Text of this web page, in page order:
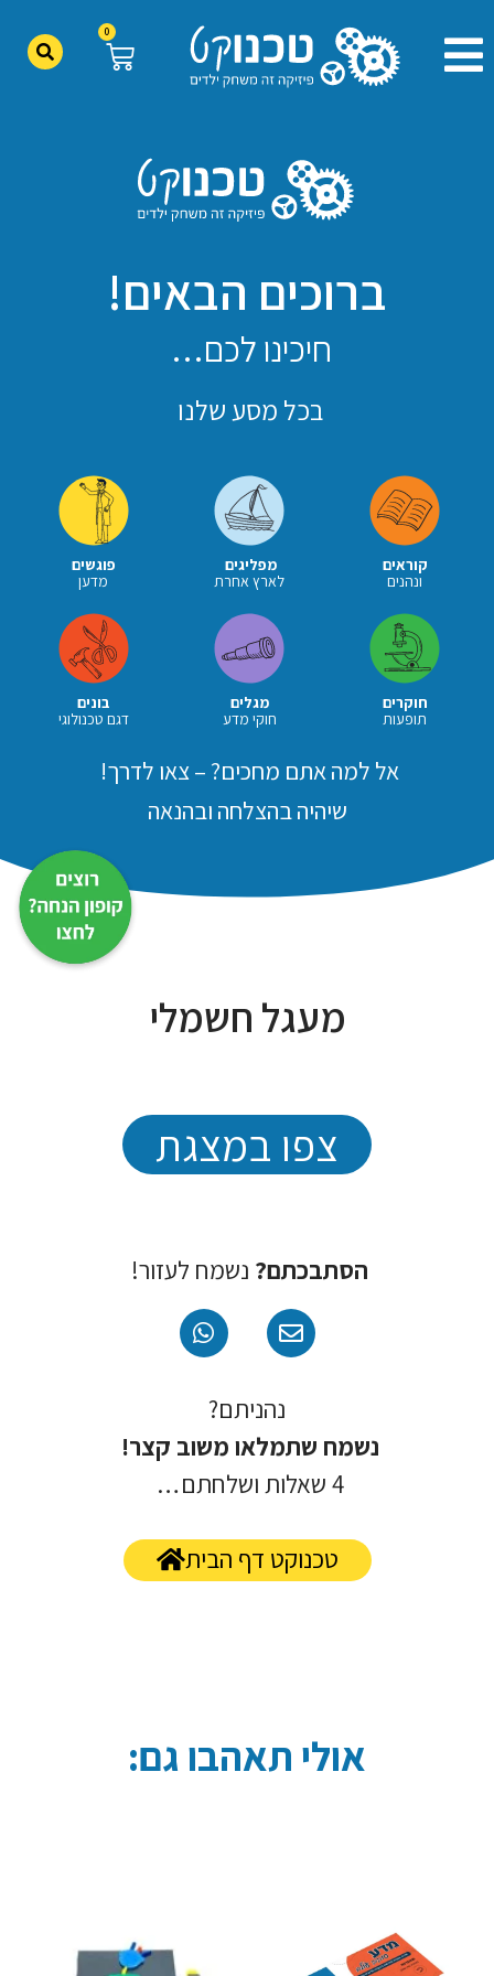
0
ברוכים הבאים!
חיכינו לכם…
בכל מסע שלנו
קוראים
ונהנים
מפליגים
לארץ אחרת
פוגשים
מדען
חוקרים
תופעות
מגלים
חוקי מדע
בונים
דגם טכנולוגי
אל למה אתם מחכים? – צאו לדרך!
שיהיה בהצלחה ובהנאה
מעגל חשמלי
צפו במצגת
הסתבכתם? נשמח לעזור!
נהניתם?
נשמח שתמלאו משוב קצר!
4 שאלות ושלחתם…
טכנוקט דף הבית
אולי תאהבו גם: